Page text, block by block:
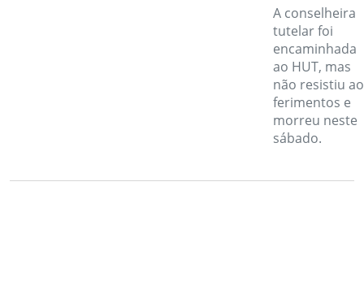
A conselheira
tutelar foi
encaminhada
ao HUT, mas
não resistiu
ferimentos e
morreu neste
sábado.